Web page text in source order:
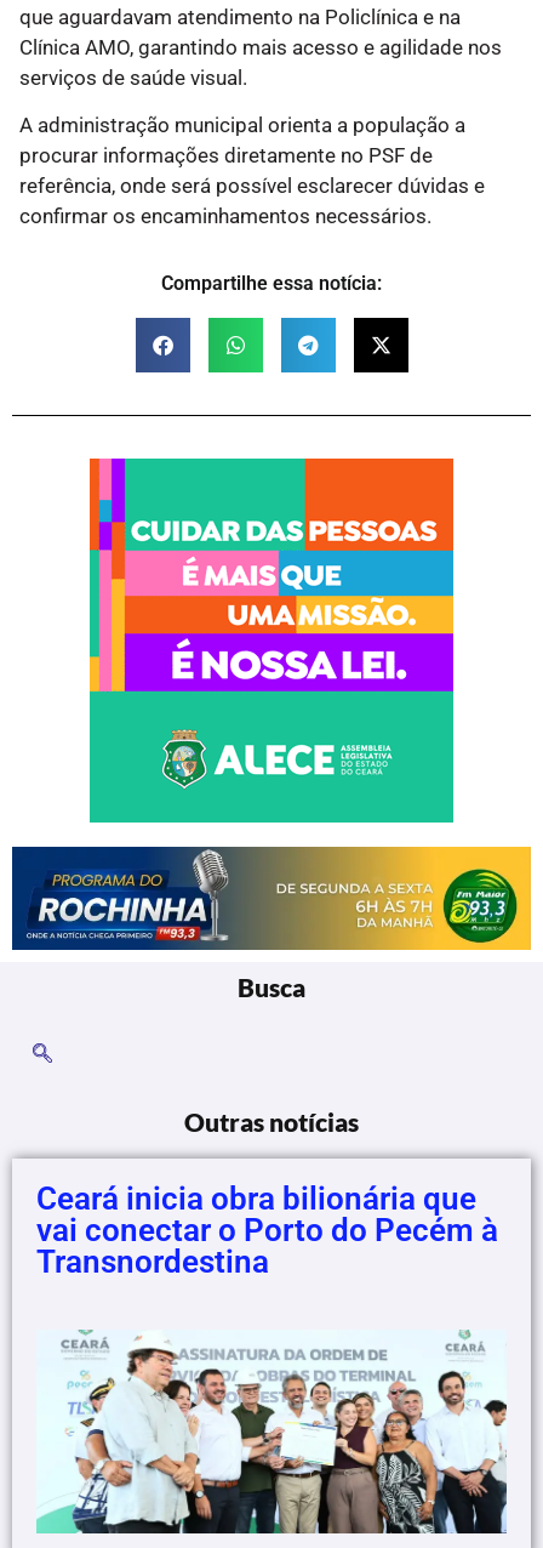
que aguardavam atendimento na Policlínica e na
Clínica AMO, garantindo mais acesso e agilidade nos
serviços de saúde visual.
A administração municipal orienta a população a
procurar informações diretamente no PSF de
referência, onde será possível esclarecer dúvidas e
confirmar os encaminhamentos necessários.
Compartilhe essa notícia:
Busca
Outras notícias
Ceará inicia obra bilionária que
vai conectar o Porto do Pecém à
Transnordestina